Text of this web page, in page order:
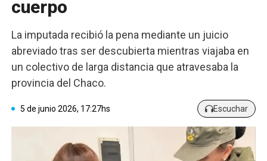
cuerpo
La imputada recibió la pena mediante un juicio
abreviado tras ser descubierta mientras viajaba en
un colectivo de larga distancia que atravesaba la
provincia del Chaco.
5 de junio 2026, 17:27hs Escuchar